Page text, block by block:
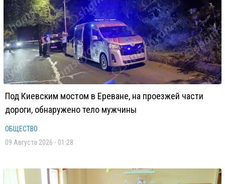
Под Киевским мостом в Ереване, на проезжей части
дороги, обнаружено тело мужчины
ОБЩЕСТВО
09 Августа 2026 - 01:28